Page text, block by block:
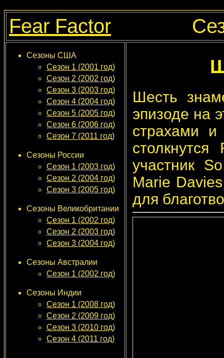
Fear Factor
Сезоны США
Сезон 1 (2001 год)
Сезон 2 (2002 год)
Сезон 3 (2003 год)
Сезон 4 (2004 год)
Сезон 5 (2005 год)
Сезон 6 (2006 год)
Сезон 7 (2011 год)
Сезоны России
Сезон 1 (2003 год)
Сезон 2 (2004 год)
Сезон 3 (2005 год)
Сезоны Великобритании
Сезон 1 (2002 год)
Сезон 2 (2003 год)
Сезон 3 (2004 год)
Сезоны Австралии
Сезон 1 (2002 год)
Сезоны Индии
Сезон 1 (2008 год)
Сезон 2 (2009 год)
Сезон 3 (2010 год)
Сезон 4 (2011 год)
Шесть
эпизоде на
страхами
участник
Marie
для